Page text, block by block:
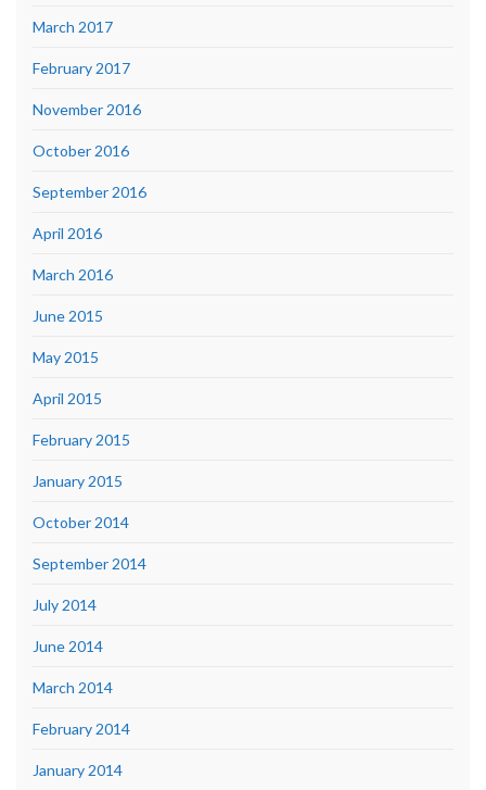
March 2017
February 2017
November 2016
October 2016
September 2016
April 2016
March 2016
June 2015
May 2015
April 2015
February 2015
January 2015
October 2014
September 2014
July 2014
June 2014
March 2014
February 2014
January 2014